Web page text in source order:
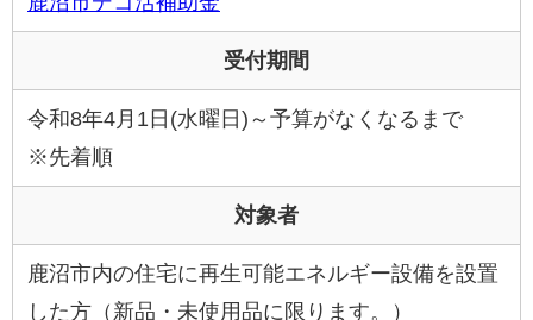
受付期間
令和8年4月1日(水曜日)～予算がなくなるまで
※先着順
対象者
鹿沼市内の住宅に再生可能エネルギー設備を設置
した方（新品・未使用品に限ります。）